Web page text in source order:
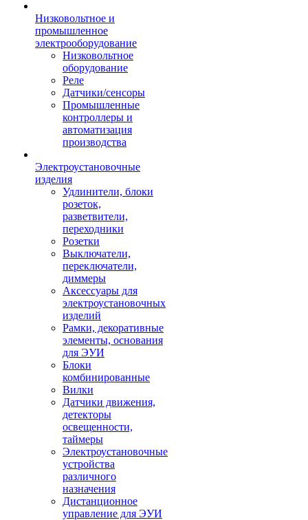
Низковольтное и
промышленное
электрооборудование
Низковольтное
оборудование
Реле
Датчики/сенсоры
Промышленные
контроллеры и
автоматизация
производства
Электроустановочные
изделия
Удлинители, блоки
розеток,
разветвители,
переходники
Розетки
Выключатели,
переключатели,
диммеры
Аксессуары для
электроустановочных
изделий
Рамки, декоративные
элементы, основания
для ЭУИ
Блоки
комбинированные
Вилки
Датчики движения,
детекторы
освещенности,
таймеры
Электроустановочные
устройства
различного
назначения
Дистанционное
управление для ЭУИ